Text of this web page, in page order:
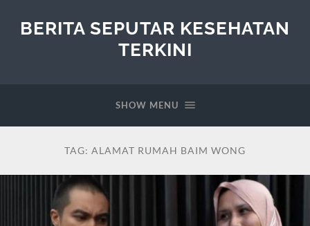
BERITA SEPUTAR KESEHATAN
TERKINI
SHOW MENU
TAG: ALAMAT RUMAH BAIM WONG